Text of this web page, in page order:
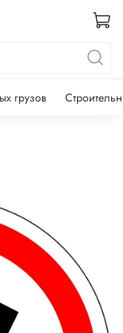
грузов